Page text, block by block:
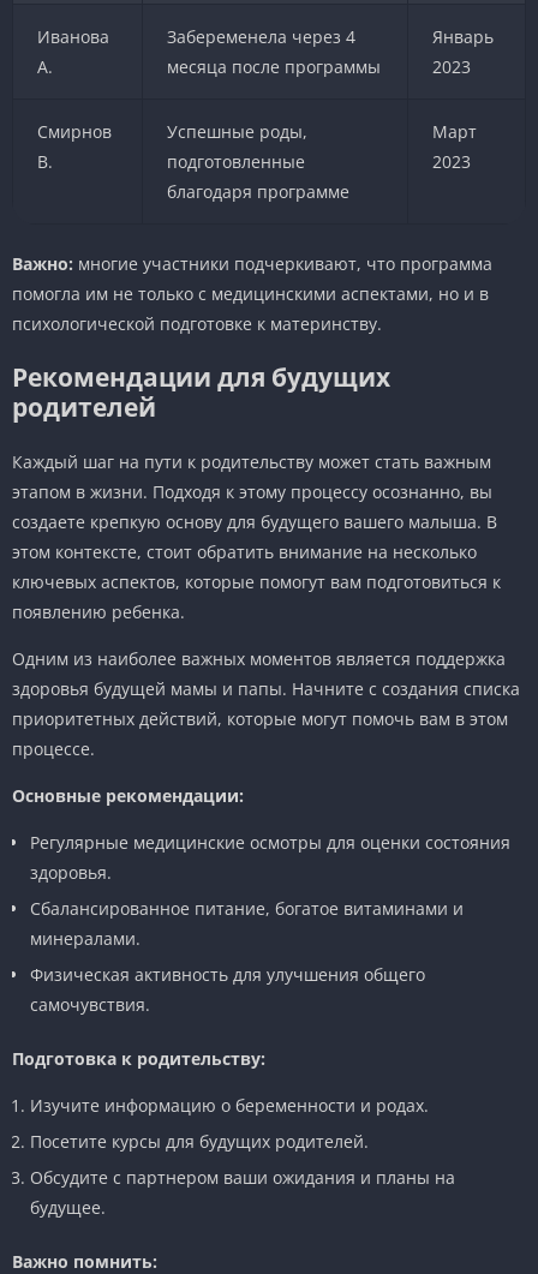
Иванова
А.
Забеременела через 4
месяца после программы
Январь
2023
Смирнов
В.
Успешные роды,
подготовленные
благодаря программе
Март
2023
Важно: многие участники подчеркивают, что программа
помогла им не только с медицинскими аспектами, но и в
психологической подготовке к материнству.
Рекомендации для будущих
родителей
Каждый шаг на пути к родительству может стать важным
этапом в жизни. Подходя к этому процессу осознанно, вы
создаете крепкую основу для будущего вашего малыша. В
этом контексте, стоит обратить внимание на несколько
ключевых аспектов, которые помогут вам подготовиться к
появлению ребенка.
Одним из наиболее важных моментов является поддержка
здоровья будущей мамы и папы. Начните с создания списка
приоритетных действий, которые могут помочь вам в этом
процессе.
Основные рекомендации:
Регулярные медицинские осмотры для оценки состояния
здоровья.
Сбалансированное питание, богатое витаминами и
минералами.
Физическая активность для улучшения общего
самочувствия.
Подготовка к родительству:
Изучите информацию о беременности и родах.
Посетите курсы для будущих родителей.
Обсудите с партнером ваши ожидания и планы на
будущее.
Важно помнить: